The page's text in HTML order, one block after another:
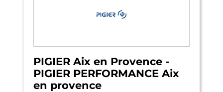
PIGIER Aix en Provence -
PIGIER PERFORMANCE Aix
en provence